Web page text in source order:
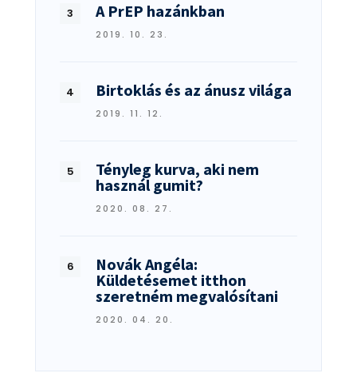
A PrEP hazánkban
2019. 10. 23.
Birtoklás és az ánusz világa
2019. 11. 12.
Tényleg kurva, aki nem
használ gumit?
2020. 08. 27.
Novák Angéla:
Küldetésemet itthon
szeretném megvalósítani
2020. 04. 20.